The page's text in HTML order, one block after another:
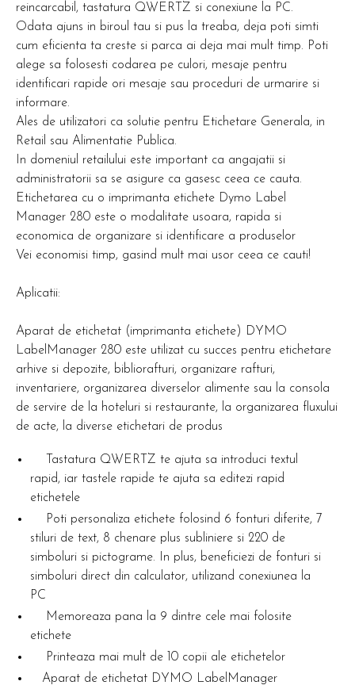
reincarcabil, tastatura QWERTZ si conexiune la PC.
Odata ajuns in biroul tau si pus la treaba, deja poti simti
cum eficienta ta creste si parca ai deja mai mult timp. Poti
alege sa folosesti codarea pe culori, mesaje pentru
identificari rapide ori mesaje sau proceduri de urmarire si
informare.
Ales de utilizatori ca solutie pentru Etichetare Generala, in
Retail sau Alimentatie Publica.
In domeniul retailului este important ca angajatii si
administratorii sa se asigure ca gasesc ceea ce cauta.
Etichetarea cu o imprimanta etichete Dymo Label
Manager 280 este o modalitate usoara, rapida si
economica de organizare si identificare a produselor
Vei economisi timp, gasind mult mai usor ceea ce cauti!
Aplicatii:
Aparat de etichetat (imprimanta etichete) DYMO
LabelManager 280 este utilizat cu succes pentru etichetare
arhive si depozite, bibliorafturi, organizare rafturi,
inventariere, organizarea diverselor alimente sau la consola
de servire de la hoteluri si restaurante, la organizarea fluxului
de acte, la diverse etichetari de produs
Tastatura QWERTZ te ajuta sa introduci textul
rapid, iar tastele rapide te ajuta sa editezi rapid
etichetele
Poti personaliza etichete folosind 6 fonturi diferite, 7
stiluri de text, 8 chenare plus subliniere si 220 de
simboluri si pictograme. In plus, beneficiezi de fonturi si
simboluri direct din calculator, utilizand conexiunea la
PC
Memoreaza pana la 9 dintre cele mai folosite
etichete
Printeaza mai mult de 10 copii ale etichetelor
Aparat de etichetat DYMO LabelManager